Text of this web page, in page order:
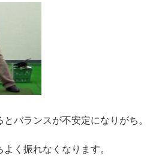
バランスが不安定になりがち。
く振れなくなります。